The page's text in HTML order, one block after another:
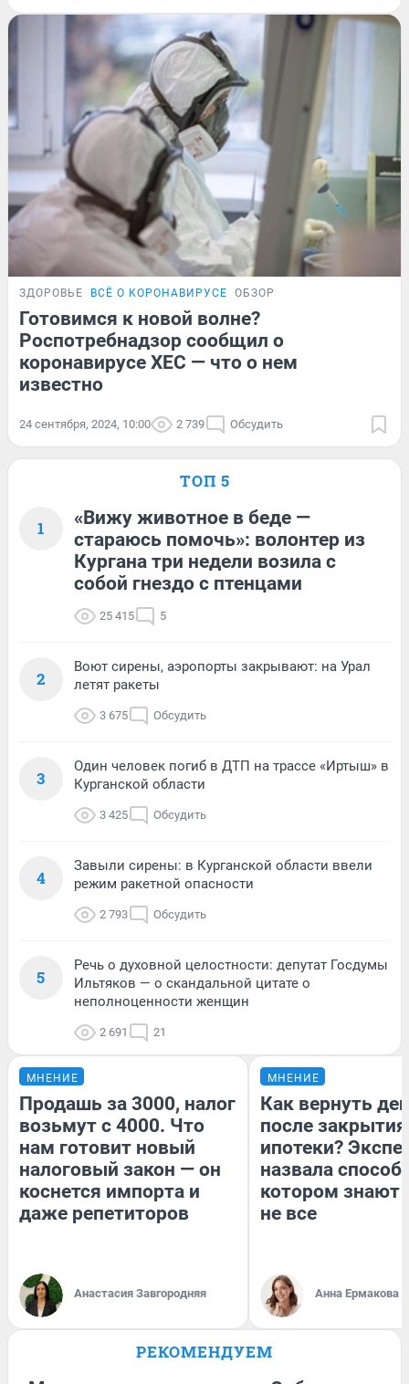
ЗДОРОВЬЕ ВСЁ О КОРОНАВИРУСЕ ОБЗОР
Готовимся к новой волне?
Роспотребнадзор сообщил о
коронавирусе XEC — что о нем
известно
24 сентября, 2024, 10:00 2 739 Обсудить
ТОП 5
1
«Вижу животное в беде —
стараюсь помочь»: волонтер из
Кургана три недели возила с
собой гнездо с птенцами
25 415 5
2
Воют сирены, аэропорты закрывают: на Урал
летят ракеты
3 675 Обсудить
3
Один человек погиб в ДТП на трассе «Иртыш» в
Курганской области
3 425 Обсудить
4
Завыли сирены: в Курганской области ввели
режим ракетной опасности
2 793 Обсудить
5
Речь о духовной целостности: депутат Госдумы
Ильтяков — о скандальной цитате о
неполноценности женщин
2 691 21
МНЕНИЕ
Продашь за 3000, налог
возьмут с 4000. Что
нам готовит новый
налоговый закон — он
коснется импорта и
даже репетиторов
Анастасия Завгородняя
МНЕНИЕ
Как вернуть
после закрытия
ипотеки?
назвала
котором знают
не все
Анна Ермакова
РЕКОМЕНДУЕМ